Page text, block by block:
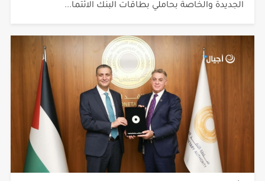
الجديدة والخاصة بحاملي بطاقات البنك الائتما...